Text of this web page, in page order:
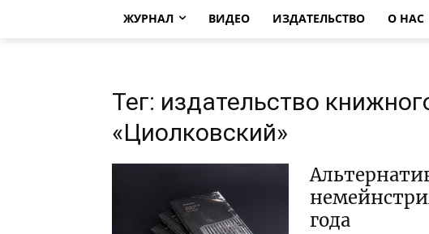
ЖУРНАЛ ВИДЕО ИЗДАТЕЛЬСТВО О НАС
Тег: издательство
«Циолковский»
года